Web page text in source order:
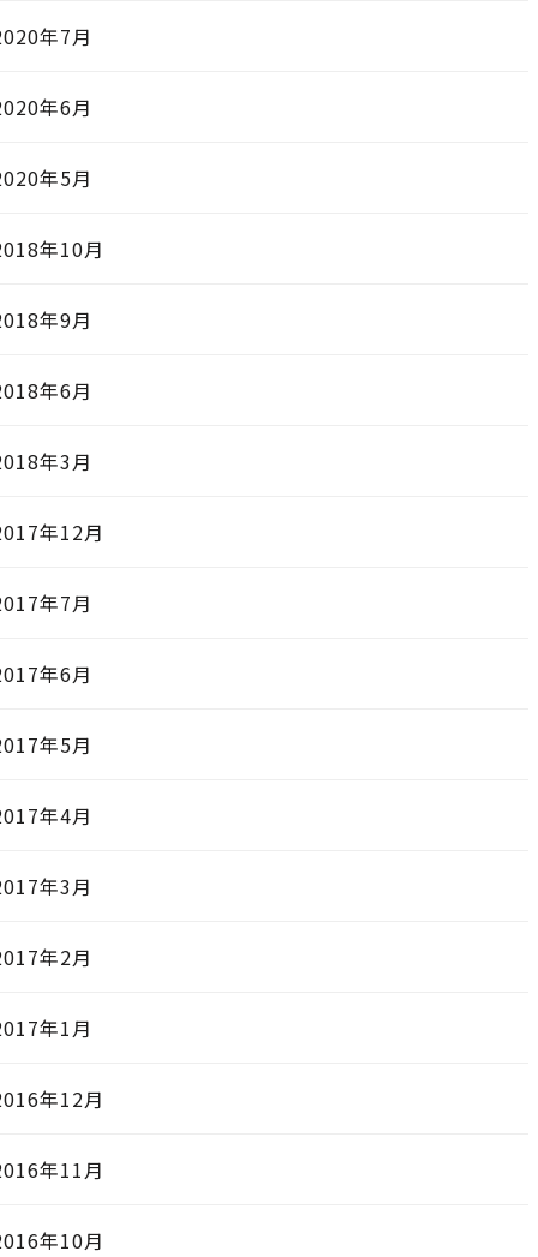
年7月
年6月
年5月
年10月
年9月
年6月
年3月
年12月
年7月
年6月
年5月
年4月
年3月
年2月
年1月
年12月
年11月
年10月